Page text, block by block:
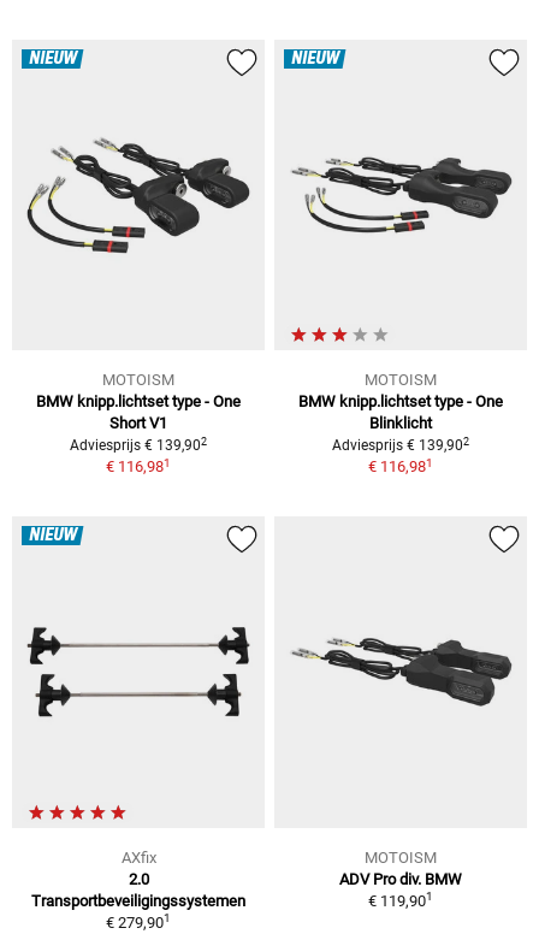
NIEUW
MOTOISM
BMW knipp.lichtset type - One
Short V1
Adviesprijs € 139,902
€ 116,981
NIEUW
MOTOISM
BMW knipp.lichtset type - One
Blinklicht
Adviesprijs € 139,902
€ 116,981
NIEUW
AXfix
2.0
Transportbeveiligingssystemen
€ 279,901
MOTOISM
ADV Pro div. BMW
€ 119,901